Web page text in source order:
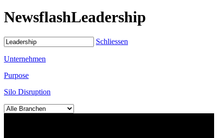
NewsflashLeadership
Schliessen
Unternehmen
Purpose
Silo Disruption